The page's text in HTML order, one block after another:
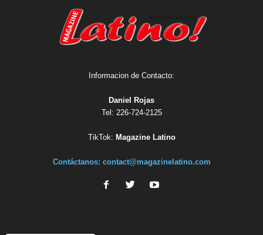
Informacion de Contacto:
Daniel Rojas
Tel: 226-724-2125
TikTok: Magazine Latino
Contáctanos: contact@magazinelatino.com